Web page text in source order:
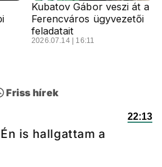
Kubatov Gábor veszi át a
Ferencváros ügyvezetői
feladatait
2026.07.14 | 16:11
Friss hírek
22:13
is hallgattam a